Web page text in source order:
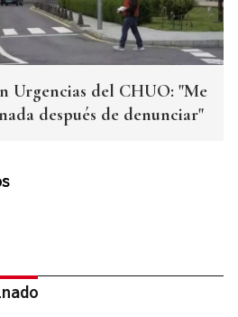
Urgencias del CHUO: "Me
después de denunciar"